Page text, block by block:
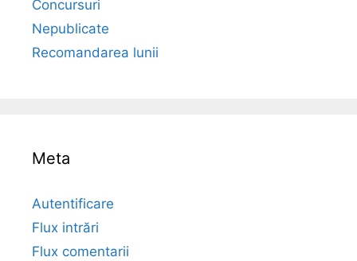
Concursuri
Nepublicate
Recomandarea lunii
Meta
Autentificare
Flux intrări
Flux comentarii